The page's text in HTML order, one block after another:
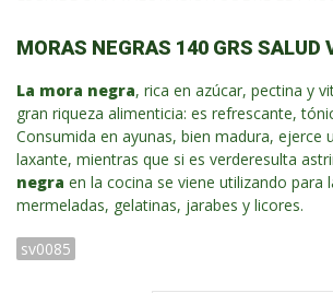
MORAS NEGRAS 140 GRS SALUD
La mora negra, rica en azúcar, pectina y
gran riqueza alimenticia: es refrescante,
Consumida en ayunas, bien madura, ejerce
laxante, mientras que si es verderesulta
negra en la cocina se viene utilizando para
mermeladas, gelatinas, jarabes y licores.
sv0085